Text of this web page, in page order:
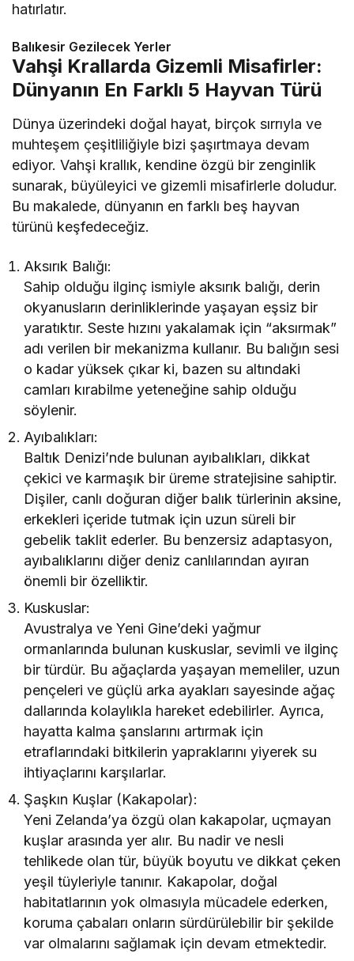
hatırlatır.
Balıkesir Gezilecek Yerler
Vahşi Krallarda Gizemli Misafirler:
Dünyanın En Farklı 5 Hayvan Türü
Dünya üzerindeki doğal hayat, birçok sırrıyla ve
muhteşem çeşitliliğiyle bizi şaşırtmaya devam
ediyor. Vahşi krallık, kendine özgü bir zenginlik
sunarak, büyüleyici ve gizemli misafirlerle doludur.
Bu makalede, dünyanın en farklı beş hayvan
türünü keşfedeceğiz.
Aksırık Balığı:
Sahip olduğu ilginç ismiyle aksırık balığı, derin
okyanusların derinliklerinde yaşayan eşsiz bir
yaratıktır. Seste hızını yakalamak için “aksırmak”
adı verilen bir mekanizma kullanır. Bu balığın sesi
o kadar yüksek çıkar ki, bazen su altındaki
camları kırabilme yeteneğine sahip olduğu
söylenir.
Ayıbalıkları:
Baltık Denizi’nde bulunan ayıbalıkları, dikkat
çekici ve karmaşık bir üreme stratejisine sahiptir.
Dişiler, canlı doğuran diğer balık türlerinin aksine,
erkekleri içeride tutmak için uzun süreli bir
gebelik taklit ederler. Bu benzersiz adaptasyon,
ayıbalıklarını diğer deniz canlılarından ayıran
önemli bir özelliktir.
Kuskuslar:
Avustralya ve Yeni Gine’deki yağmur
ormanlarında bulunan kuskuslar, sevimli ve ilginç
bir türdür. Bu ağaçlarda yaşayan memeliler, uzun
pençeleri ve güçlü arka ayakları sayesinde ağaç
dallarında kolaylıkla hareket edebilirler. Ayrıca,
hayatta kalma şanslarını artırmak için
etraflarındaki bitkilerin yapraklarını yiyerek su
ihtiyaçlarını karşılarlar.
Şaşkın Kuşlar (Kakapolar):
Yeni Zelanda’ya özgü olan kakapolar, uçmayan
kuşlar arasında yer alır. Bu nadir ve nesli
tehlikede olan tür, büyük boyutu ve dikkat çeken
yeşil tüyleriyle tanınır. Kakapolar, doğal
habitatlarının yok olmasıyla mücadele ederken,
koruma çabaları onların sürdürülebilir bir şekilde
var olmalarını sağlamak için devam etmektedir.